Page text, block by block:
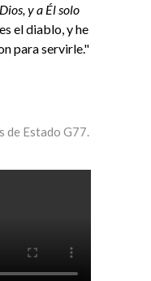
y a Él solo
el diablo, y he
para servirle."
de Estado G77.